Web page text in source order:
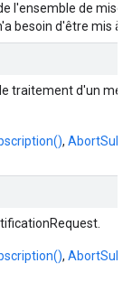
l'ensemble de mise
besoin d'être mis à
traitement d'un
,
,